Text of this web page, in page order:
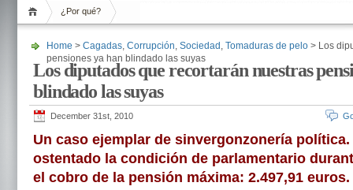
¿Por qué?
Home > Cagadas, Corrupción, Sociedad , Tomaduras de pelo > Los
pensiones ya han blindado las suyas
Los diputados que recortarán nuestras
blindado las suyas
December 31st, 2010
Un caso ejemplar de sinvergonzonería
ostentado la condición de parlamentario
el cobro de la pensión máxima: 2.497,91 euros.